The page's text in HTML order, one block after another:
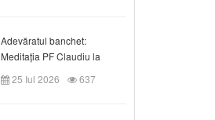
Adevăratul banchet:
Meditația PF Claudiu la
Duminica a VIII-a după
Rusalii
25 Iul 2026 637